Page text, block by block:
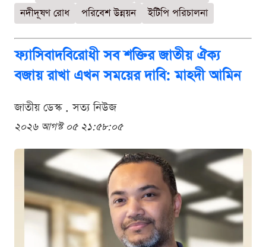
নদীদূষণ রোধ পরিবেশ উন্নয়ন ইটিপি পরিচালনা
ফ্যাসিবাদবিরোধী সব শক্তির জাতীয় ঐক্য
বজায় রাখা এখন সময়ের দাবি: মাহদী আমিন
জাতীয় ডেস্ক . সত্য নিউজ
২০২৬ আগস্ট ০৫ ২১:৫৮:০৫